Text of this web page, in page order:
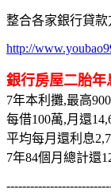
整合各家銀行貸款
http://
銀行房屋二胎年
7年本利攤,最高
每借100萬,月還
平均每月還利息
7年84個月總計還